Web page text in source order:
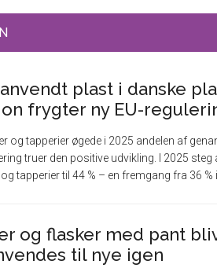
plast i danske
frygter ny EU-
og tapperier øgede i 2025 andelen af
truer den positive udvikling. I 2025
tapperier til 44 % – en fremgang fra 36 %
og flasker med pant
til nye igen